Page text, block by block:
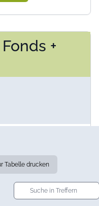
+
Tabelle drucken